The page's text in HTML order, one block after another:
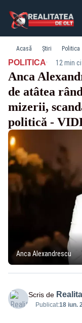
Acasă Știri Politica
POLITICA· 12 min
Anca
de atâtea
mizerii,
politică -
Anca Alexandrescu
Scris de
Publicat:18 iun.